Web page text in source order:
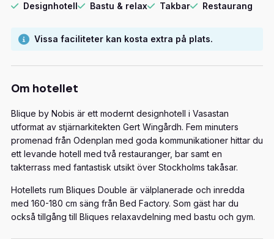
Designhotell Bastu & relax Takbar Restaurang
Vissa faciliteter kan kosta extra på plats.
Om hotellet
Blique by Nobis är ett modernt designhotell i Vasastan
utformat av stjärnarkitekten Gert Wingårdh. Fem minuters
promenad från Odenplan med goda kommunikationer hittar du
ett levande hotell med två restauranger, bar samt en
takterrass med fantastisk utsikt över Stockholms takåsar.
Hotellets rum Bliques Double är välplanerade och inredda
med 160-180 cm säng från Bed Factory. Som gäst har du
också tillgång till Bliques relaxavdelning med bastu och gym.